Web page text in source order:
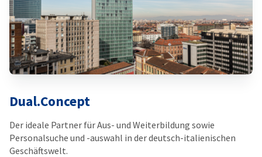
Dual.Concept
Der ideale Partner für Aus- und Weiterbildung sowie
Personalsuche und -auswahl in der deutsch-italienischen
Geschäftswelt.